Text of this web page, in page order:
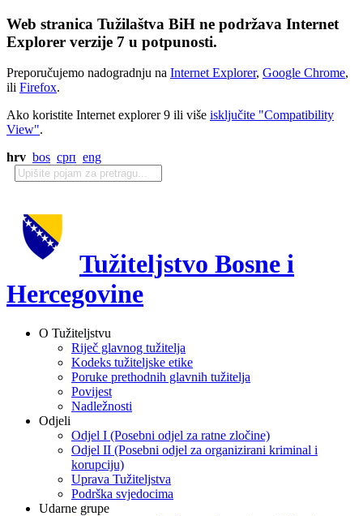
Web stranica Tužilaštva BiH ne podržava Internet
Explorer verzije 7 u potpunosti.
Preporučujemo nadogradnju na Internet Explorer, Google Chrome,
ili Firefox.
Ako koristite Internet explorer 9 ili više isključite "Compatibility
View".
hrv bos срп eng
Tužiteljstvo Bosne i
Hercegovine
O Tužiteljstvu
Riječ glavnog tužitelja
Kodeks tužiteljske etike
Poruke prethodnih glavnih tužitelja
Povijest
Nadležnosti
Odjeli
Odjel I (Posebni odjel za ratne zločine)
Odjel II (Posebni odjel za organizirani kriminal i
korupciju)
Uprava Tužiteljstva
Podrška svjedocima
Udarne grupe